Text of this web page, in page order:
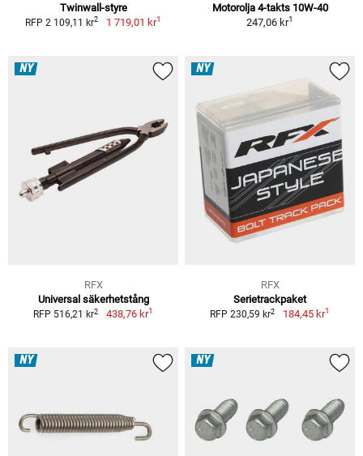
Twinwall-styre
RFP 2 109,11 kr2 1 719,01 kr1
Motorolja 4-takts 10W-40
247,06 kr1
NY
RFX
Universal säkerhetstång
RFP 516,21 kr2 438,76 kr1
NY
RFX
Serietrackpaket
RFP 230,59 kr2 184,45 kr1
NY NY